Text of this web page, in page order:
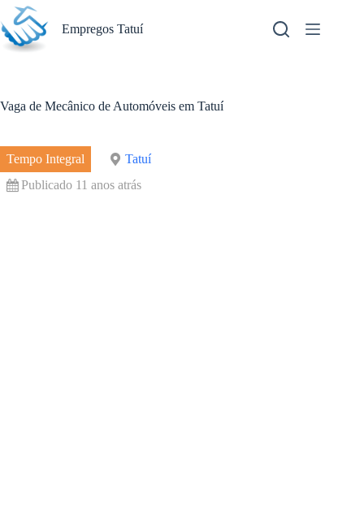
Pular
para
o
conteúdo
Empregos Tatuí
Vaga de Mecânico de Automóveis em Tatuí
Tempo Integral
Tatuí
Publicado 11 anos atrás